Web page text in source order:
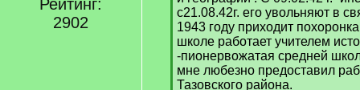
Рейтинг:
2902
с21.08.42г. его увольняют в
1943 году приходит
школе работает учителем
-пионервожатая средней
мне любезно предоставил
Тазовского района.